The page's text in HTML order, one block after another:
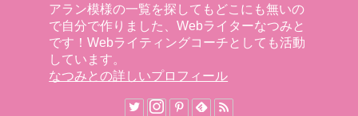
アラン模様の一覧を探してもどこにも無いの
で自分で作りました、Webライターなつみと
です！Webライティングコーチとしても活動
しています。
なつみとの詳しいプロフィール